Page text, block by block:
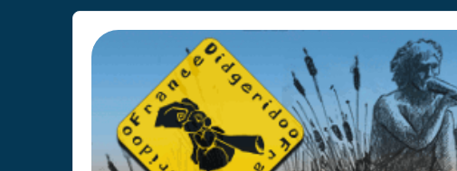
France Didgeridoo
Didgeridoo et Guimbarde sur France Didgeridoo - retrouvez la communauté.